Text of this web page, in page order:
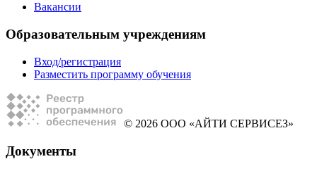
Вакансии
Образовательным учреждениям
Вход/регистрация
Разместить программу обучения
© 2026 ООО «АЙТИ СЕРВИСЕЗ»
Документы